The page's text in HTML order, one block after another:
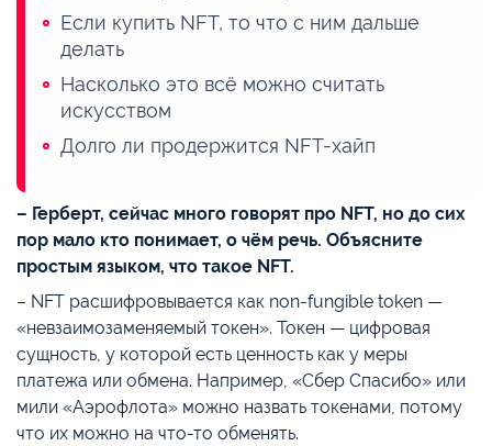
Если купить NFT, то что с ним дальше
делать
Насколько это всё можно считать
искусством
Долго ли продержится NFT-хайп
– Герберт, сейчас много говорят про NFT, но до сих
пор мало кто понимает, о чём речь. Объясните
простым языком, что такое NFT.
– NFT расшифровывается как non-fungible token —
«невзаимозаменяемый токен». Токен — цифровая
сущность, у которой есть ценность как у меры
платежа или обмена. Например, «Сбер Спасибо» или
мили «Аэрофлота» можно назвать токенами, потому
что их можно на что-то обменять.